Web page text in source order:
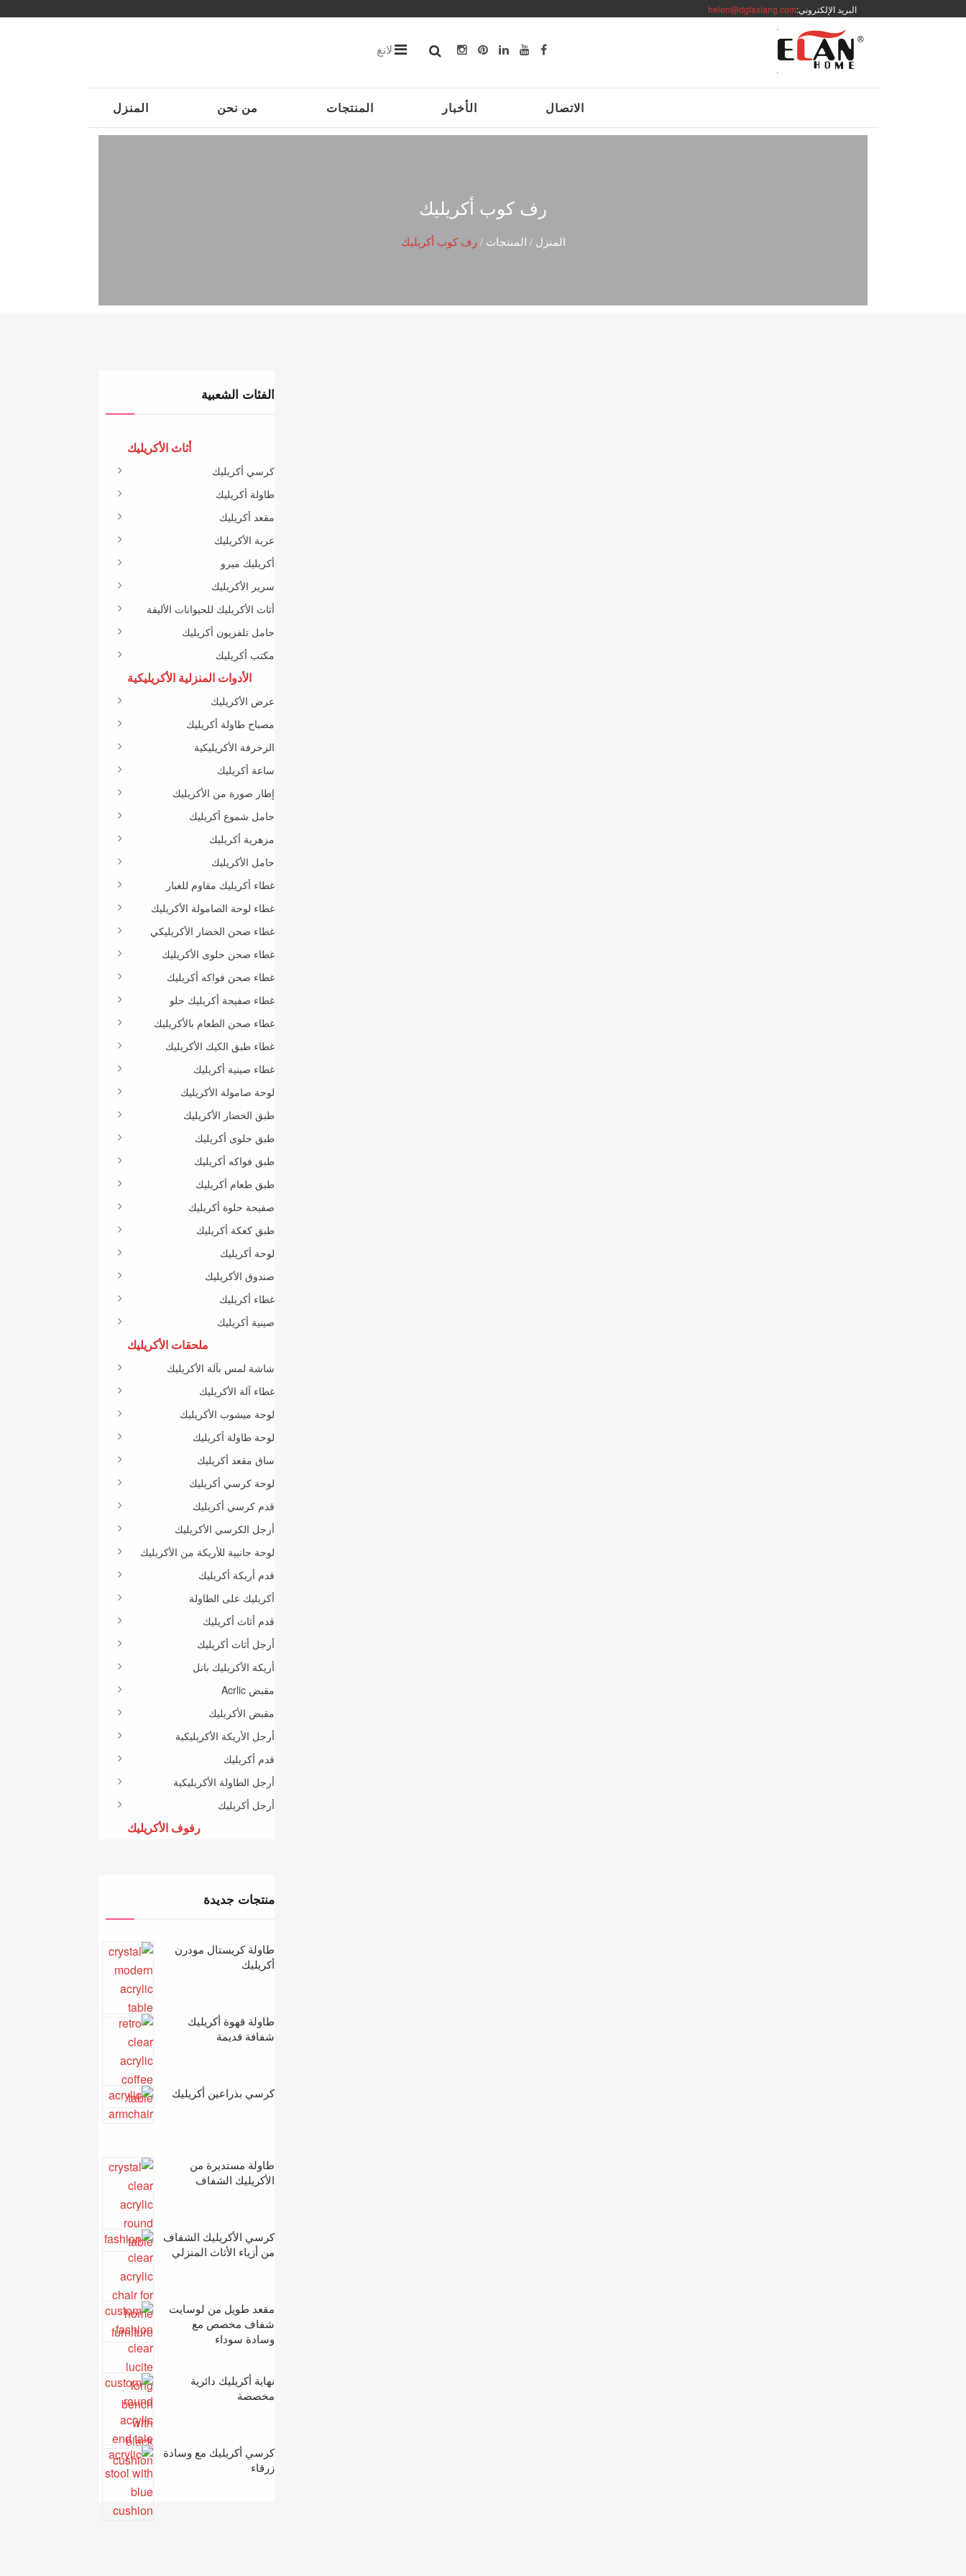
البريد الإلكتروني:helen@dgfaxiang.com
لانغ
المنزل من نحن المنتجات الأخبار الاتصال
رف كوب أكريليك
المنزل / المنتجات /رف كوب أكريليك
الفئات الشعبية
أثاث الأكريليك
كرسي أكريليك
طاولة أكريليك
مقعد أكريليك
عربة الأكريليك
أكريليك ميرو
سرير الأكريليك
أثاث الأكريليك للحيوانات الأليفة
حامل تلفزيون أكريليك
مكتب أكريليك
الأدوات المنزلية الأكريليكية
عرض الأكريليك
مصباح طاولة أكريليك
الزخرفة الأكريليكية
ساعة أكريليك
إطار صورة من الأكريليك
حامل شموع أكريليك
مزهرية أكريليك
حامل الأكريليك
غطاء أكريليك مقاوم للغبار
غطاء لوحة الصامولة الأكريليك
غطاء صحن الخضار الأكريليكي
غطاء صحن حلوى الأكريليك
غطاء صحن فواكه أكريليك
غطاء صفيحة أكريليك حلو
غطاء صحن الطعام بالأكريليك
غطاء طبق الكيك الأكريليك
غطاء صينية أكريليك
لوحة صامولة الأكريليك
طبق الخضار الأكريليك
طبق حلوى أكريليك
طبق فواكه أكريليك
طبق طعام أكريليك
صفيحة حلوة أكريليك
طبق كعكة أكريليك
لوحة أكريليك
صندوق الأكريليك
غطاء أكريليك
صينية أكريليك
ملحقات الأكريليك
شاشة لمس بآلة الأكريليك
غطاء آلة الأكريليك
لوحة ميشوب الأكريليك
لوحة طاولة أكريليك
ساق مقعد أكريليك
لوحة كرسي أكريليك
قدم كرسي أكريليك
أرجل الكرسي الأكريليك
لوحة جانبية للأريكة من الأكريليك
قدم أريكة أكريليك
أكريليك على الطاولة
قدم أثاث أكريليك
أرجل أثاث أكريليك
أريكة الأكريليك بانل
مقبض Acrlic
مقبض الأكريليك
أرجل الأريكة الأكريليكية
قدم أكريليك
أرجل الطاولة الأكريليكية
أرجل أكريليك
رفوف الأكريليك
منتجات جديدة
طاولة كريستال مودرن
أكريليك
طاولة قهوة أكريليك
شفافة قديمة
كرسي بذراعين أكريليك
طاولة مستديرة من
الأكريليك الشفاف
كرسي الأكريليك الشفاف
من أزياء الأثاث المنزلي
مقعد طويل من لوسايت
شفاف مخصص مع
وسادة سوداء
نهاية أكريليك دائرية
مخصصة
كرسي أكريليك مع وسادة
زرقاء